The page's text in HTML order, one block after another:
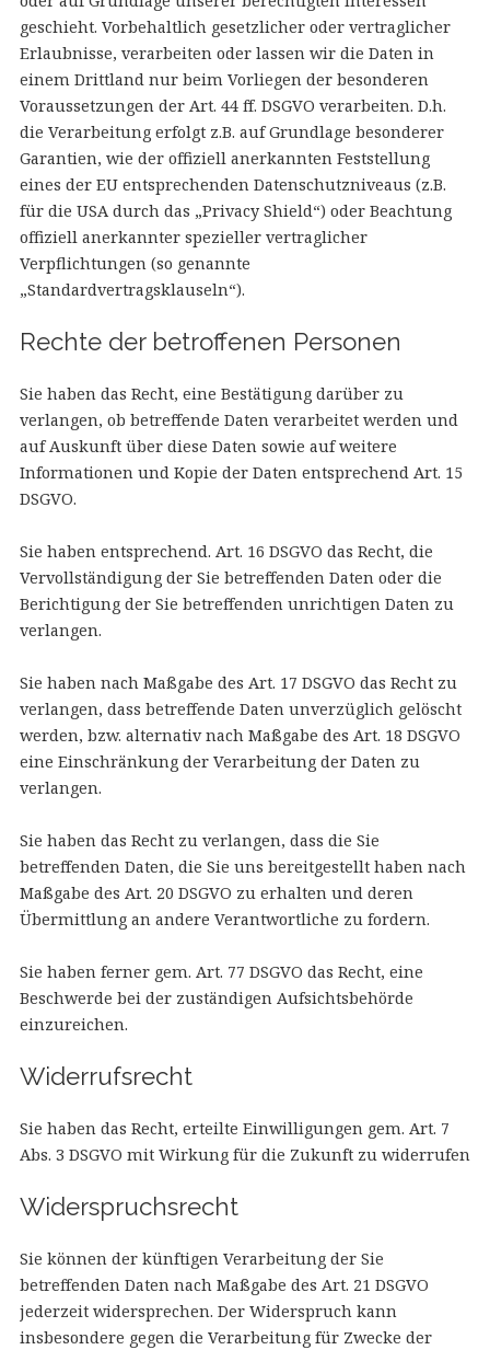
geschieht. Vorbehaltlich gesetzlicher oder vertraglicher
Erlaubnisse, verarbeiten oder lassen wir die Daten in
einem Drittland nur beim Vorliegen der besonderen
Voraussetzungen der Art. 44 ff. DSGVO verarbeiten. D.h.
die Verarbeitung erfolgt z.B. auf Grundlage besonderer
Garantien, wie der offiziell anerkannten Feststellung
eines der EU entsprechenden Datenschutzniveaus (z.B.
für die USA durch das „Privacy Shield“) oder Beachtung
offiziell anerkannter spezieller vertraglicher
Verpflichtungen (so genannte
„Standardvertragsklauseln“).
Rechte der betroffenen Personen
Sie haben das Recht, eine Bestätigung darüber zu
verlangen, ob betreffende Daten verarbeitet werden und
auf Auskunft über diese Daten sowie auf weitere
Informationen und Kopie der Daten entsprechend Art. 15
DSGVO.
Sie haben entsprechend. Art. 16 DSGVO das Recht, die
Vervollständigung der Sie betreffenden Daten oder die
Berichtigung der Sie betreffenden unrichtigen Daten zu
verlangen.
Sie haben nach Maßgabe des Art. 17 DSGVO das Recht zu
verlangen, dass betreffende Daten unverzüglich gelöscht
werden, bzw. alternativ nach Maßgabe des Art. 18 DSGVO
eine Einschränkung der Verarbeitung der Daten zu
verlangen.
Sie haben das Recht zu verlangen, dass die Sie
betreffenden Daten, die Sie uns bereitgestellt haben nach
Maßgabe des Art. 20 DSGVO zu erhalten und deren
Übermittlung an andere Verantwortliche zu fordern.
Sie haben ferner gem. Art. 77 DSGVO das Recht, eine
Beschwerde bei der zuständigen Aufsichtsbehörde
einzureichen.
Widerrufsrecht
Sie haben das Recht, erteilte Einwilligungen gem. Art. 7
Abs. 3 DSGVO mit Wirkung für die Zukunft zu widerrufen
Widerspruchsrecht
Sie können der künftigen Verarbeitung der Sie
betreffenden Daten nach Maßgabe des Art. 21 DSGVO
jederzeit widersprechen. Der Widerspruch kann
insbesondere gegen die Verarbeitung für Zwecke der